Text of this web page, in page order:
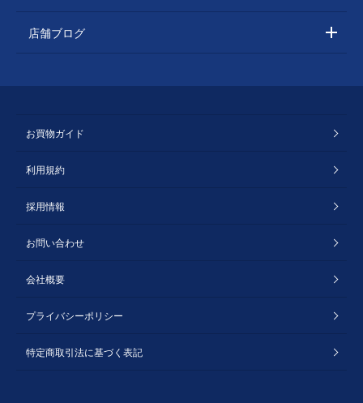
店舗ブログ
お買物ガイド
利用規約
採用情報
お問い合わせ
会社概要
プライバシーポリシー
特定商取引法に基づく表記